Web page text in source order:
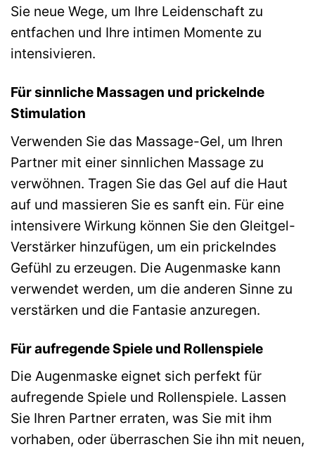
Sie neue Wege, um Ihre Leidenschaft zu
entfachen und Ihre intimen Momente zu
intensivieren.
Für sinnliche Massagen und prickelnde
Stimulation
Verwenden Sie das Massage-Gel, um Ihren
Partner mit einer sinnlichen Massage zu
verwöhnen. Tragen Sie das Gel auf die Haut
auf und massieren Sie es sanft ein. Für eine
intensivere Wirkung können Sie den Gleitgel-
Verstärker hinzufügen, um ein prickelndes
Gefühl zu erzeugen. Die Augenmaske kann
verwendet werden, um die anderen Sinne zu
verstärken und die Fantasie anzuregen.
Für aufregende Spiele und Rollenspiele
Die Augenmaske eignet sich perfekt für
aufregende Spiele und Rollenspiele. Lassen
Sie Ihren Partner erraten, was Sie mit ihm
vorhaben, oder überraschen Sie ihn mit neuen,